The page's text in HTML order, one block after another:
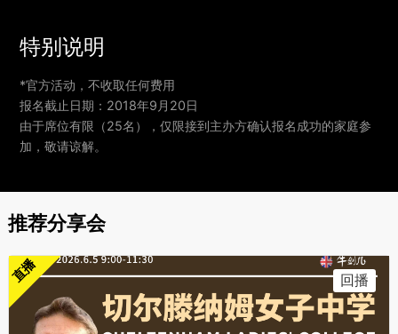
特别说明
*官方活动，不收取任何费用
报名截止日期：2018年9月20日
由于席位有限（25名），仅限接到主办方确认报名成功的家庭参
加，敬请谅解。
推荐分享会
回播
直播